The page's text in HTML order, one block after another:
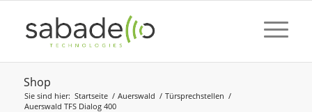
Shop
Sie sind hier: Startseite / Auerswald / Türsprechstellen /
Auerswald TFS Dialog 400